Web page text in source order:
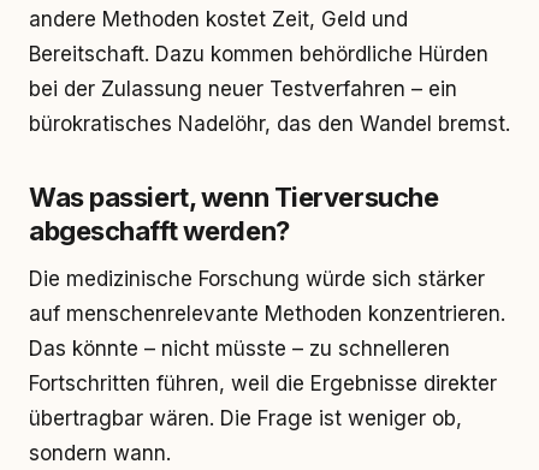
andere Methoden kostet Zeit, Geld und
Bereitschaft. Dazu kommen behördliche Hürden
bei der Zulassung neuer Testverfahren – ein
bürokratisches Nadelöhr, das den Wandel bremst.
Was passiert, wenn Tierversuche
abgeschafft werden?
Die medizinische Forschung würde sich stärker
auf menschenrelevante Methoden konzentrieren.
Das könnte – nicht müsste – zu schnelleren
Fortschritten führen, weil die Ergebnisse direkter
übertragbar wären. Die Frage ist weniger ob,
sondern wann.